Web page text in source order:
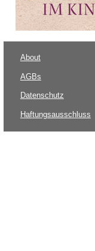
About
AGBs
Datenschutz
Haftungsausschluss